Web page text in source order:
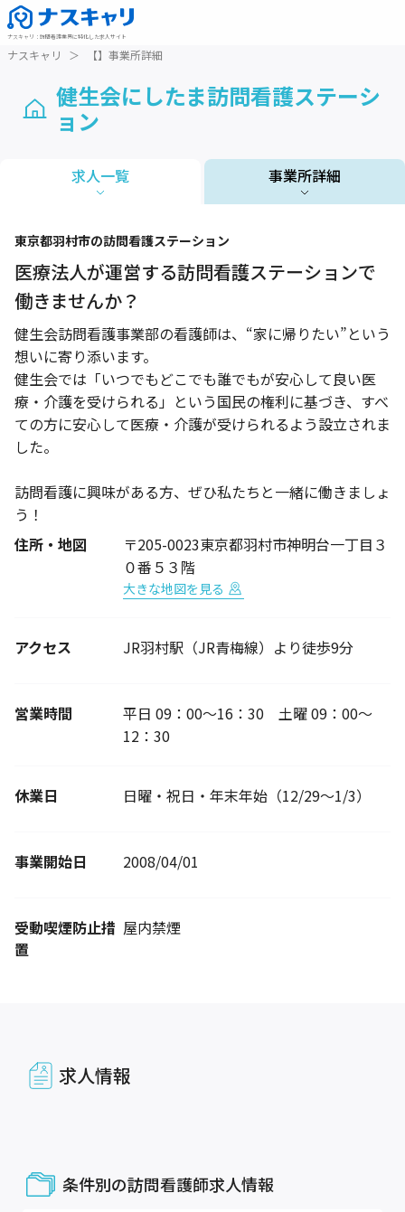
ナスキャリ ： 訪問看護業界に特化した求人サイト
ナスキャリ ＞ 【】事業所詳細
健生会にしたま訪問看護ステーシ
ョン
求人一覧 事業所詳細
1 / 1
東京都羽村市の訪問看護ステーション
医療法人が運営する訪問看護ステーションで
働きませんか？
健生会訪問看護事業部の看護師は、“家に帰りたい”という
想いに寄り添います。
健生会では「いつでもどこでも誰でもが安心して良い医
療・介護を受けられる」という国民の権利に基づき、すべ
ての方に安心して医療・介護が受けられるよう設立されま
した。
訪問看護に興味がある方、ぜひ私たちと一緒に働きましょ
う！
住所・地図
〒205-0023東京都羽村市神明台一丁目３
０番５３階
大きな地図を見る
アクセス JR羽村駅（JR青梅線）より徒歩9分
営業時間
平日 09：00～16：30 土曜 09：00～
12：30
休業日 日曜・祝日・年末年始（12/29～1/3）
事業開始日 2008/04/01
受動喫煙防止措
置
屋内禁煙
求人情報
条件別の訪問看護師求人情報